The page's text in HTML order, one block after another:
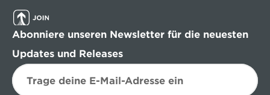
Abonniere unseren Newsletter für die neuesten
Updates und Releases